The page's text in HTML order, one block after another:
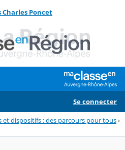
Poncet
Se connecter
et dispositifs : des parcours pour tous›